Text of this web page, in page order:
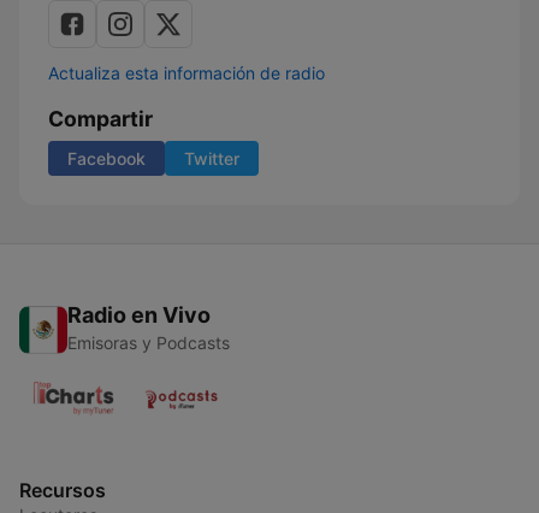
Actualiza esta información de radio
Compartir
Facebook Twitter
Radio en Vivo
Emisoras y Podcasts
Recursos